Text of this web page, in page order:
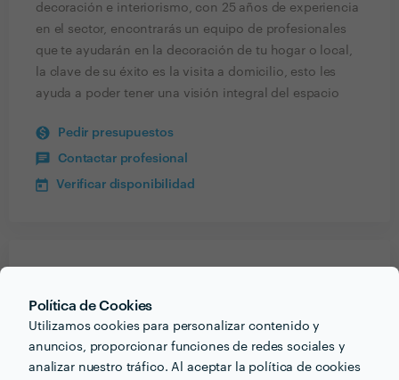
Política de Cookies
Utilizamos cookies para personalizar contenido y
anuncios, proporcionar funciones de redes sociales y
analizar nuestro tráfico. Al aceptar la política de cookies
decoración e interiorismo, con 25 años de experiencia
en el sector, encontrarás un equipo de profesionales
que te ayudarán en la decoración de tu hogar o local,
la clave de su éxito es la visita a domicilio, esto les
ayuda a poder tener una visión integral del espacio
Pedir presupuestos
Contactar profesional
Verificar disponibilidad